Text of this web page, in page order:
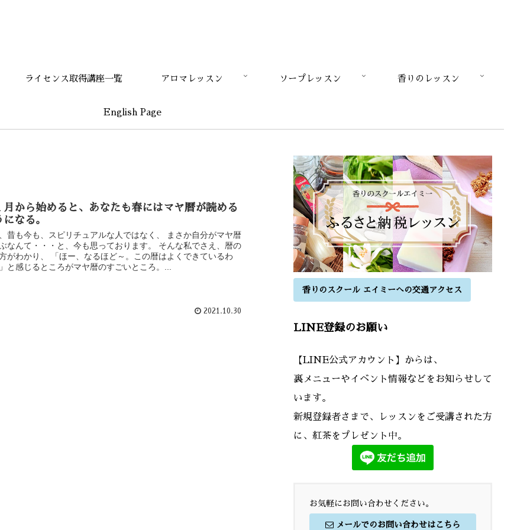
ライセンス取得講座一覧 アロマレッスン ソープレッスン 香りのレッスン
English Page
月から始めると、あなたも春にはマヤ暦が読める
なる。
昔も今も、スピリチュアルな人ではなく、 まさか自分がマヤ暦
なんて・・・と、今も思っております。 そんな私でさえ、暦の
がわかり、 「ほー、なるほど～。この暦はよくできているわ
と感じるところがマヤ暦のすごいところ。...
2021.10.30
香りのスクール エイミーへの交通アクセス
LINE登録のお願い
【LINE公式アカウント】からは、
裏メニューやイベント情報などをお知らせして
います。
新規登録者さまで、レッスンをご受講された方
に、紅茶をプレゼント中。
お気軽にお問い合わせください。
メールでのお問い合わせはこちら